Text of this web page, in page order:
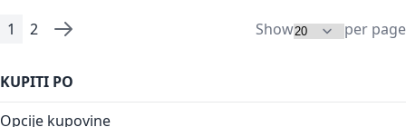
KUPITI PO
Opcije kupovine
Page
You're currently reading page
1 Page
2 Page
Sledeće Show per page